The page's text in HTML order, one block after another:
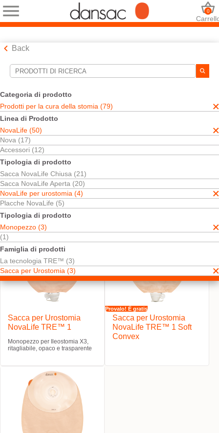
0
Back
Categoria di prodotto
Prodotti per la cura della stomia (79)
Linea di Prodotto
NovaLife (50)
Nova (17)
Accessori (12)
Tipologia di prodotto
Sacca NovaLife Chiusa (21)
Sacca NovaLife Aperta (20)
NovaLife per urostomia (4)
Placche NovaLife (5)
Tipologia di prodotto
Monopezzo (3)
(1)
Famiglia di prodotti
La tecnologia TRE™ (3)
Sacca per Urostomia (3)
Strumenti di ricerca
Le tue selezioni:
Prodotti per la cura della stomia
NovaLife
NovaLife per urostomia
Monopezzo
Sacca per Urostomia
La sua selezione abbinato3risultati
Ordina per:
Sacca per Urostomia
NovaLife TRE™ 1
Monopezzo per Ileostomia X3,
ritagliabile, opaco e trasparente
Provalo! È gratis
Sacca per Urostomia
NovaLife TRE™ 1 Soft
Convex